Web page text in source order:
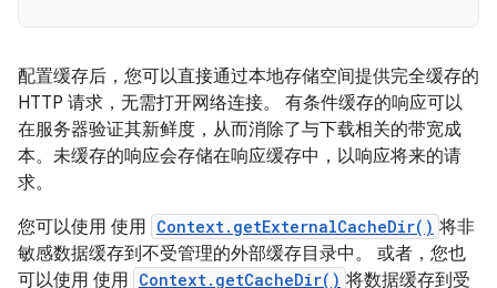
配置缓存后，您可以直接通过本地存储空间提供完全缓存的
HTTP 请求，无需打开网络连接。 有条件缓存的响应可以
在服务器验证其新鲜度，从而消除了与下载相关的带宽成
本。未缓存的响应会存储在响应缓存中，以响应将来的请
求。
您可以使用 使用 Context.getExternalCacheDir() 将非
敏感数据缓存到不受管理的外部缓存目录中。 或者，您也
可以使用 使用 Context.getCacheDir() 将数据缓存到受